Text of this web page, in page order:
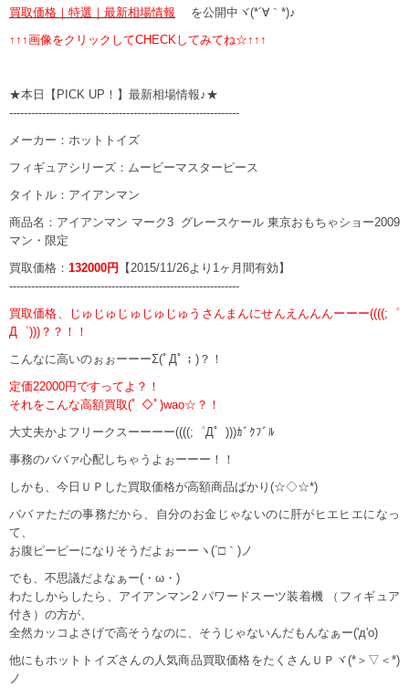
買取価格｜特選｜最新相場情報
を公開中ヾ(*´∀｀*)♪
↑↑↑画像をクリックしてCHECKしてみてね☆↑↑↑
★本日【PICK UP！】最新相場情報♪★
---------------------------------------------------------------
メーカー：ホットトイズ
フィギュアシリーズ：ムービーマスターピース
タイトル：アイアンマン
商品名：アイアンマン マーク3 グレースケール 東京おもちゃショー2009
マン・限定
買取価格： 132000円 【2015/11/26より1ヶ月間有効】
---------------------------------------------------------------
買取価格、じゅじゅじゅじゅじゅうさんまんにせんえんんんーーー((((;゜
Д゜)))？？！！
こんなに高いのぉぉーーーΣ(ﾟДﾟ；)？！
定価22000円ですってよ？！
それをこんな高額買取(ﾟ ◇ﾟ)wao☆？！
大丈夫かよフリークスーーーー((((;゜Д゜)))ｶﾞｸﾌﾞﾙ
事務のババァ心配しちゃうよぉーーー！！
しかも、今日ＵＰした買取価格が高額商品ばかり(☆◇☆*)
ババァただの事務だから、自分のお金じゃないのに肝がヒエヒエになっ
て、
お腹ピーピーになりそうだよぉーーヽ(´□｀)ノ
でも、不思議だよなぁー(・ω・)
わたしからしたら、アイアンマン2 パワードスーツ装着機 （フィギュア
付き）の方が、
全然カッコよさげで高そうなのに、そうじゃないんだもんなぁー('д'o)
他にもホットトイズさんの人気商品買取価格をたくさんＵＰヾ(*＞▽＜*)
ノ